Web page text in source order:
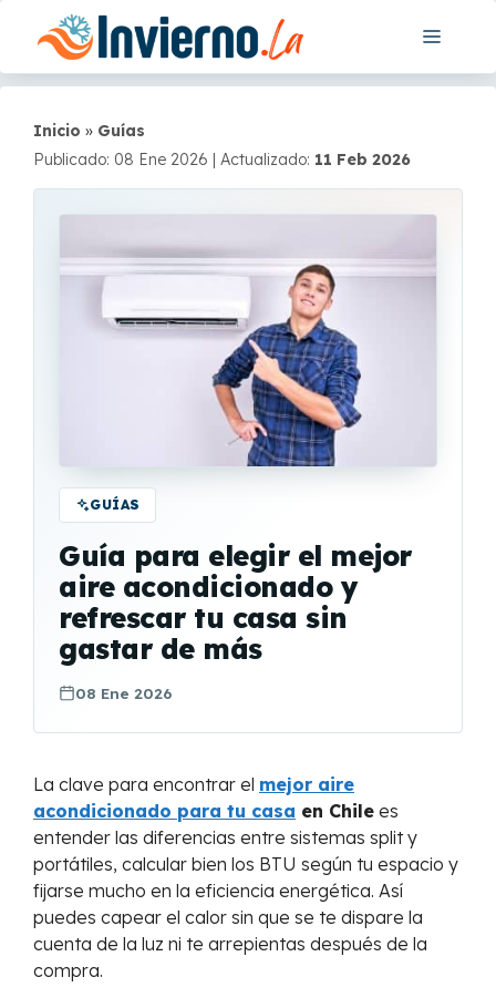
contenido
Menú
Inicio » Guías
Publicado: 08 Ene 2026 | Actualizado: 11 Feb 2026
GUÍAS
Guía para elegir el mejor
aire acondicionado y
refrescar tu casa sin
gastar de más
08 Ene 2026
La clave para encontrar el mejor aire
acondicionado para tu casa en Chile es
entender las diferencias entre sistemas split y
portátiles, calcular bien los BTU según tu espacio y
fijarse mucho en la eficiencia energética. Así
puedes capear el calor sin que se te dispare la
cuenta de la luz ni te arrepientas después de la
compra.